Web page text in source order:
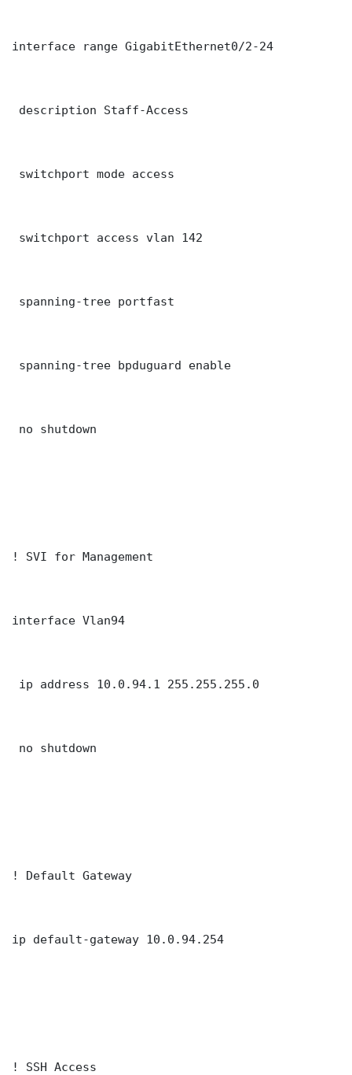
interface range GigabitEthernet0/2-24
description Staff-Access
switchport mode access
switchport access vlan 142
spanning-tree portfast
spanning-tree bpduguard enable
no shutdown
! SVI for Management
interface Vlan94
ip address 10.0.94.1 255.255.255.0
no shutdown
! Default Gateway
ip default-gateway 10.0.94.254
! SSH Access